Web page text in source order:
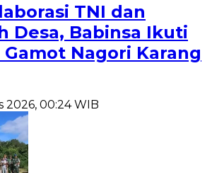
TNI dan
Desa, Babinsa Ikuti
Nagori Karang
2026, 00:24 WIB